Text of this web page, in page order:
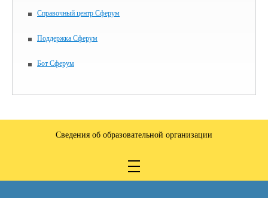
Справочный центр Сферум
Поддержка Сферум
Бот Сферум
Сведения об образовательной организации